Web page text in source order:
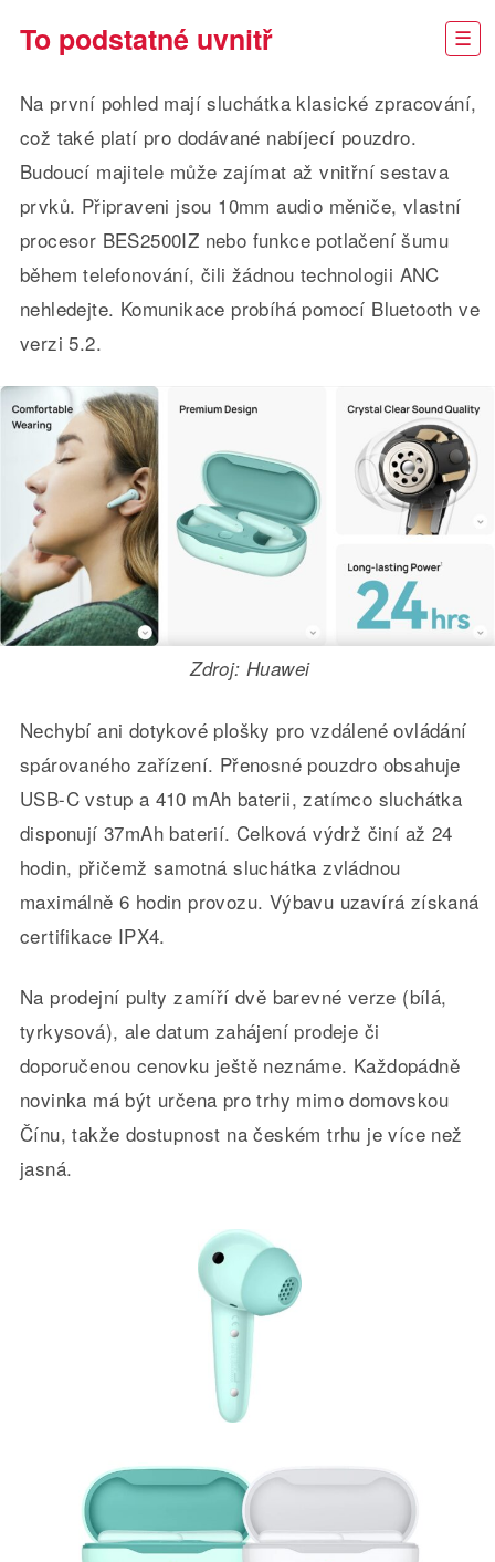
To podstatné uvnitř
Na první pohled mají sluchátka klasické zpracování,
což také platí pro dodávané nabíjecí pouzdro.
Budoucí majitele může zajímat až vnitřní sestava
prvků. Připraveni jsou 10mm audio měniče, vlastní
procesor BES2500IZ nebo funkce potlačení šumu
během telefonování, čili žádnou technologii ANC
nehledejte. Komunikace probíhá pomocí Bluetooth ve
verzi 5.2.
Zdroj: Huawei
Nechybí ani dotykové plošky pro vzdálené ovládání
spárovaného zařízení. Přenosné pouzdro obsahuje
USB-C vstup a 410 mAh baterii, zatímco sluchátka
disponují 37mAh baterií. Celková výdrž činí až 24
hodin, přičemž samotná sluchátka zvládnou
maximálně 6 hodin provozu. Výbavu uzavírá získaná
certifikace IPX4.
Na prodejní pulty zamíří dvě barevné verze (bílá,
tyrkysová), ale datum zahájení prodeje či
doporučenou cenovku ještě neznáme. Každopádně
novinka má být určena pro trhy mimo domovskou
Čínu, takže dostupnost na českém trhu je více než
jasná.